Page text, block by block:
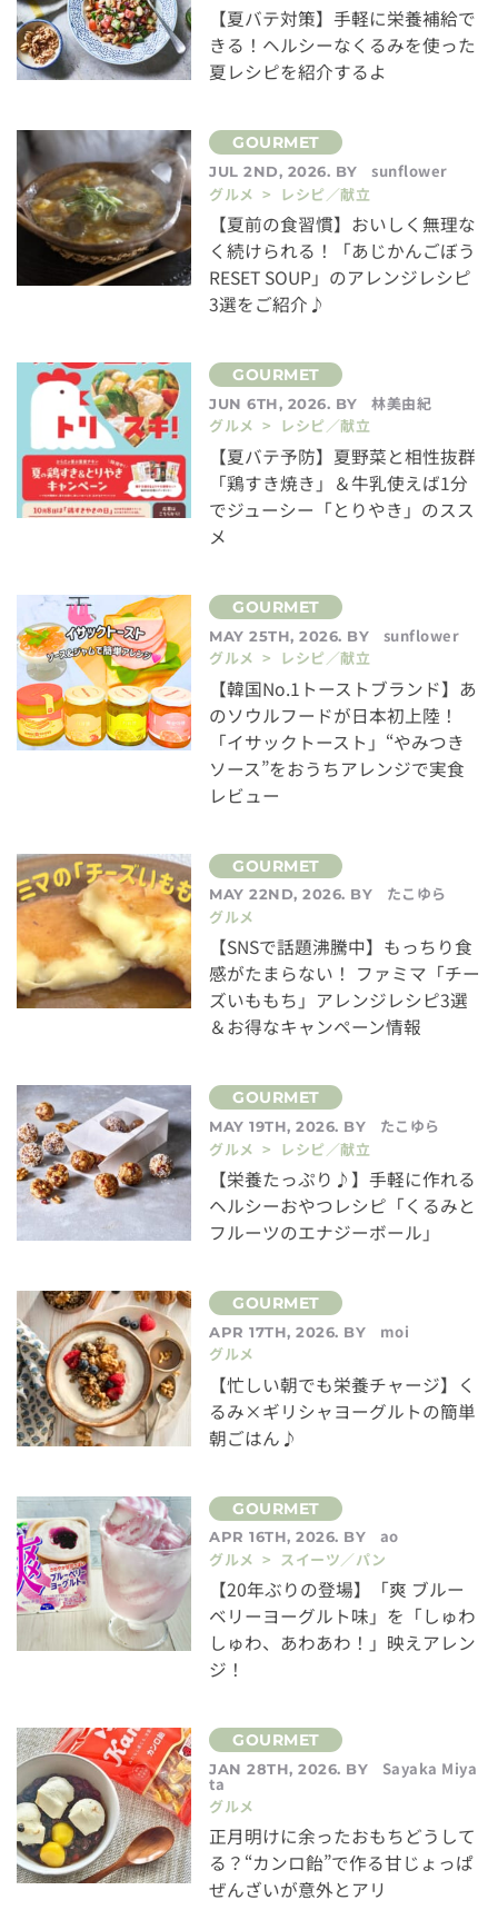
【夏バテ対策】手軽に栄養補給で
きる！ヘルシーなくるみを使った
夏レシピを紹介するよ
JUL 2ND, 2026. BY
sunflower
グルメ > レシピ／献立
【夏前の食習慣】おいしく無理な
く続けられる！「あじかんごぼう
RESET SOUP」のアレンジレシピ
3選をご紹介♪
JUN 6TH, 2026. BY
林美由紀
グルメ > レシピ／献立
【夏バテ予防】夏野菜と相性抜群
「鶏すき焼き」＆牛乳使えば1分
でジューシー「とりやき」のスス
メ
MAY 25TH, 2026. BY
sunflower
グルメ > レシピ／献立
【韓国No.1トーストブランド】あ
のソウルフードが日本初上陸！
「イサックトースト」“やみつき
ソース”をおうちアレンジで実食
レビュー
MAY 22ND, 2026. BY
たこゆら
グルメ
【SNSで話題沸騰中】もっちり食
感がたまらない！ ファミマ「チー
ズいももち」アレンジレシピ3選
＆お得なキャンペーン情報
MAY 19TH, 2026. BY
たこゆら
グルメ > レシピ／献立
【栄養たっぷり♪】手軽に作れる
ヘルシーおやつレシピ「くるみと
フルーツのエナジーボール」
APR 17TH, 2026. BY
moi
グルメ
【忙しい朝でも栄養チャージ】く
るみ×ギリシャヨーグルトの簡単
朝ごはん♪
APR 16TH, 2026. BY
ao
グルメ > スイーツ／パン
【20年ぶりの登場】「爽 ブルー
ベリーヨーグルト味」を「しゅわ
しゅわ、あわあわ！」映えアレン
ジ！
JAN 28TH, 2026. BY Sayaka Miya
ta
グルメ
正月明けに余ったおもちどうして
る？“カンロ飴”で作る甘じょっぱ
ぜんざいが意外とアリ